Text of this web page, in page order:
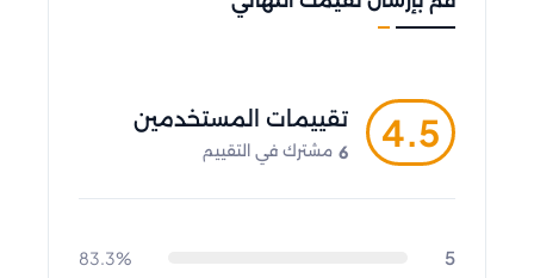
4.5 تقييمات المستخدمين
6 مشترك في التقييم
5
83.3%